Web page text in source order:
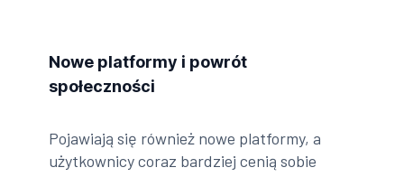
Nowe platformy i powrót
społeczności
Pojawiają się również nowe platformy, a
użytkownicy coraz bardziej cenią sobie